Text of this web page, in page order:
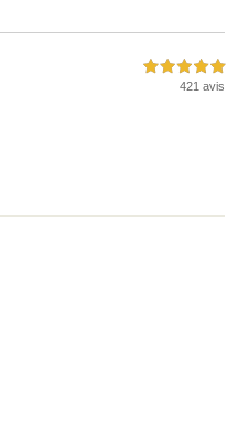
5,0 étoiles sur 5
421 avis